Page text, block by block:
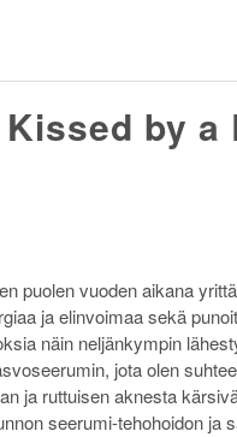
Kissed by a
puolen vuoden aikana
ja elinvoimaa sekä
näin neljänkympin
jota olen
ja ruttuisen aknesta
seerumi-tehohoidon ja